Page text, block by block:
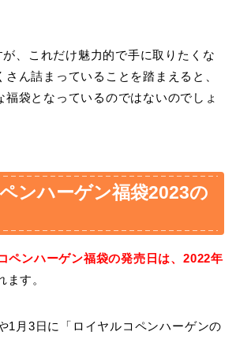
、これだけ魅力的で手に取りたくな
さん詰まっていることを踏まえると、
福袋となっているのではないのでしょ
ンハーゲン福袋2023の
ペンハーゲン福袋の発売日は、2022年
ます。
1月3日に「ロイヤルコペンハーゲンの